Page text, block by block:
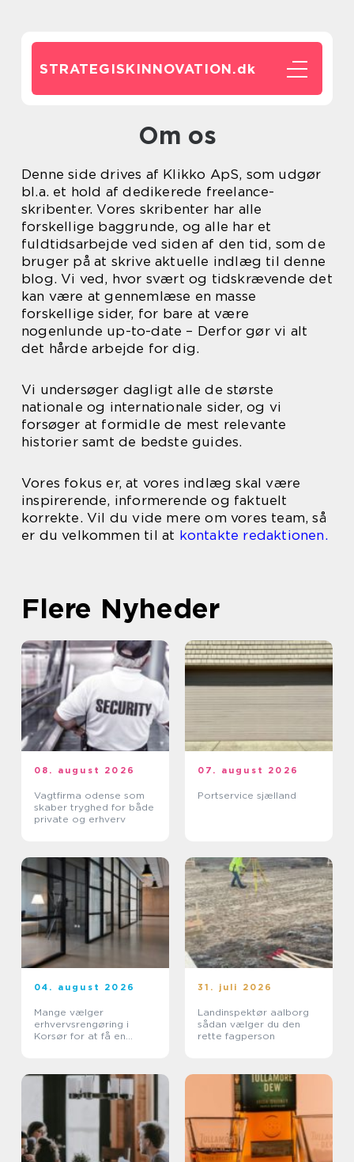
STRATEGISKINNOVATION.dk
Om os
Denne side drives af Klikko ApS, som udgør
bl.a. et hold af dedikerede freelance-
skribenter. Vores skribenter har alle
forskellige baggrunde, og alle har et
fuldtidsarbejde ved siden af den tid, som de
bruger på at skrive aktuelle indlæg til denne
blog. Vi ved, hvor svært og tidskrævende det
kan være at gennemlæse en masse
forskellige sider, for bare at være
nogenlunde up-to-date – Derfor gør vi alt
det hårde arbejde for dig.
Vi undersøger dagligt alle de største
nationale og internationale sider, og vi
forsøger at formidle de mest relevante
historier samt de bedste guides.
Vores fokus er, at vores indlæg skal være
inspirerende, informerende og faktuelt
korrekte. Vil du vide mere om vores team, så
er du velkommen til at kontakte redaktionen.
Flere Nyheder
08. august 2026
Vagtfirma odense som
skaber tryghed for både
private og erhverv
07. august 2026
Portservice sjælland
04. august 2026
Mange vælger
erhvervsrengøring i
Korsør for at få en
31. juli 2026
Landinspektør aalborg
sådan vælger du den
rette fagperson